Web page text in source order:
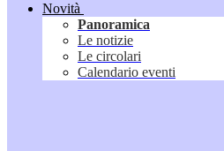
Novità
Panoramica
Le notizie
Le circolari
Calendario eventi